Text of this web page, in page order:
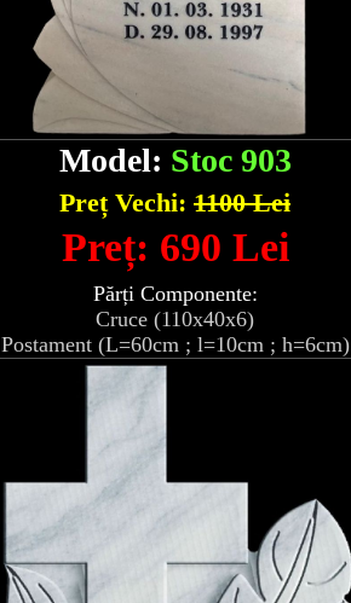
Model: Stoc 903
Preț Vechi: 1100 Lei
Preț: 690 Lei
Părți Componente:
Cruce (110x40x6)
Postament (L=60cm ; l=10cm ; h=6cm)